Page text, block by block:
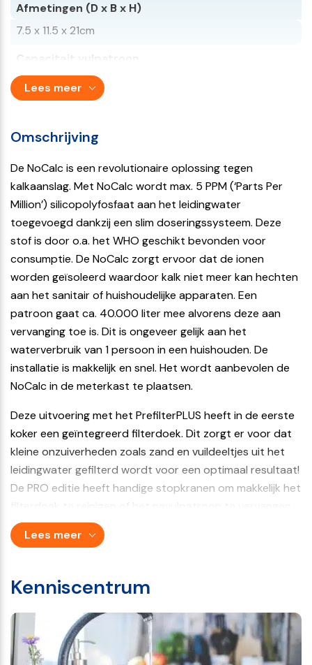
Afmetingen (D x B x H)
7.5 x 11.5 x 21cm
Capaciteit vulpatroon
ca. 40.000 liter
3.000 liter per uur en 50 liter per minuut
Nee
Fabrieksgarantie
Levenslang
Lees meer
Omschrijving
De NoCalc is een revolutionaire oplossing tegen
kalkaanslag. Met NoCalc wordt max. 5 PPM (‘Parts Per
Million’) silicopolyfosfaat aan het leidingwater
toegevoegd dankzij een slim doseringssysteem. Deze
stof is door o.a. het WHO geschikt bevonden voor
consumptie. De NoCalc zorgt ervoor dat de ionen
worden geïsoleerd waardoor kalk niet meer kan hechten
aan het sanitair of huishoudelijke apparaten. Een
patroon gaat ca. 40.000 liter mee alvorens deze aan
vervanging toe is. Dit is ongeveer gelijk aan het
waterverbruik van 1 persoon in een huishouden. De
installatie is makkelijk en snel. Het wordt aanbevolen de
NoCalc in de meterkast te plaatsen.
Deze uitvoering met het PrefilterPLUS heeft in de eerste
koker een geïntegreerd filterdoek. Dit zorgt er voor dat
kleine onzuiverheden zoals zand en vuildeeltjes uit het
leidingwater gefilterd wordt voor een optimaal resultaat!
De PRO editie heeft handige stopkranen om makkelijk het
Lees meer
Kenniscentrum